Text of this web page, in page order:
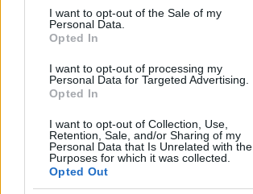
consent section.
I want to opt-out of the Sale of my
Personal Data.
Opted In
I want to opt-out of processing my
Personal Data for Targeted Advertising.
Opted In
I want to opt-out of Collection, Use,
Retention, Sale, and/or Sharing of my
Personal Data that Is Unrelated with the
Purposes for which it was collected.
Opted Out